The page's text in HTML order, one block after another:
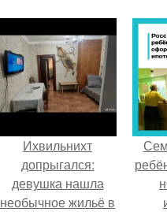
Ихвильнихт
допрыгался:
девушка нашла
необычное жильё в